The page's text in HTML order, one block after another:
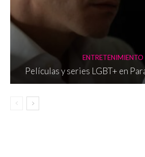
ENTRETENIMIENTO
Películas y series LGBT+ en